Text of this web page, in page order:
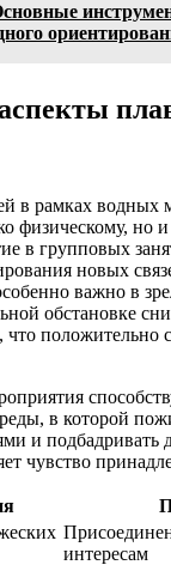
в рамках водных
физическому, но
в групповых
новых
важно в
обстановке
положительно
в которой
и подбадривать
чувство
интересам